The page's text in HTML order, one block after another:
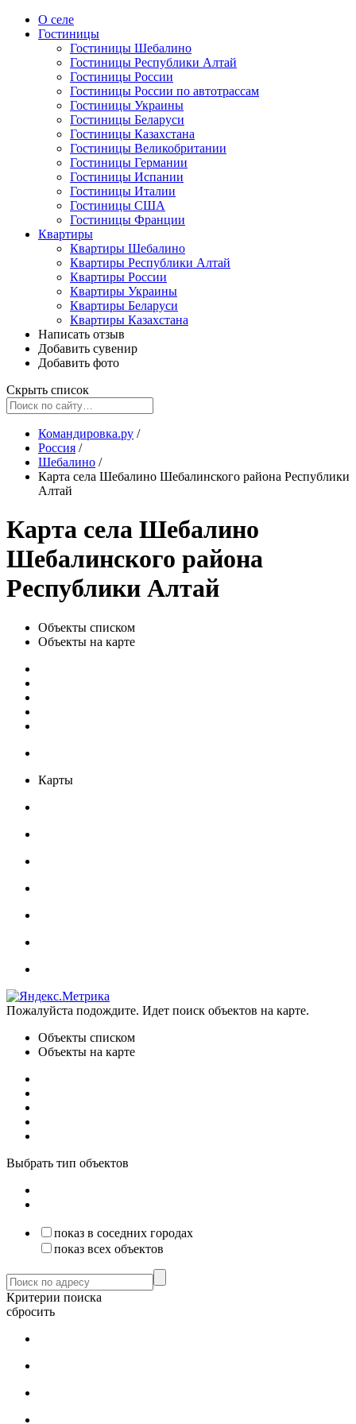
О селе
Гостиницы
Гостиницы Шебалино
Гостиницы Республики Алтай
Гостиницы России
Гостиницы России по автотрассам
Гостиницы Украины
Гостиницы Беларуси
Гостиницы Казахстана
Гостиницы Великобритании
Гостиницы Германии
Гостиницы Испании
Гостиницы Италии
Гостиницы США
Гостиницы Франции
Квартиры
Квартиры Шебалино
Квартиры Республики Алтай
Квартиры России
Квартиры Украины
Квартиры Беларуси
Квартиры Казахстана
Написать отзыв
Добавить сувенир
Добавить фото
Скрыть список
Командировка.ру /
Россия /
Шебалино /
Карта села Шебалино Шебалинского района Республики
Алтай
Карта села Шебалино
Шебалинского района
Республики Алтай
Объекты списком
Объекты на карте
Карты
Пожалуйста подождите. Идет поиск объектов на карте.
Объекты списком
Объекты на карте
Выбрать тип объектов
показ в соседних городах
показ всех объектов
Критерии поиска
сбросить